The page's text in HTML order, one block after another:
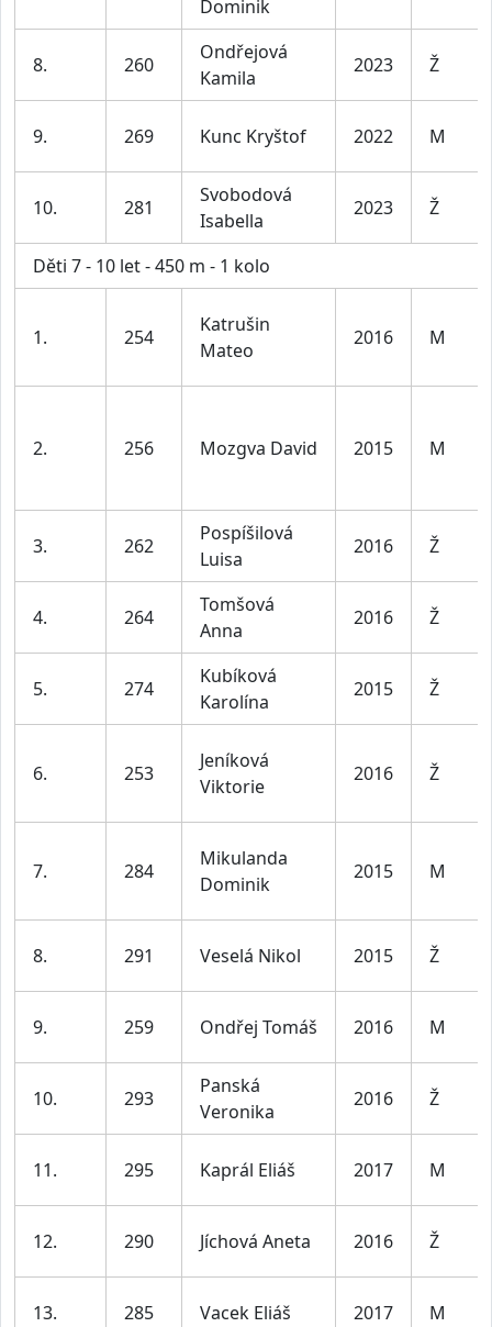
Dominik
8. 260
Ondřejová
Kamila
2023 Ž
9. 269 Kunc Kryštof 2022 M
10. 281
Svobodová
Isabella
2023 Ž
Děti 7 - 10 let - 450 m - 1 kolo
1. 254
Katrušin
Mateo
2016 M
2. 256 Mozgva David 2015 M
3. 262
Pospíšilová
Luisa
2016 Ž
4. 264
Tomšová
Anna
2016 Ž
5. 274
Kubíková
Karolína
2015 Ž
6. 253
Jeníková
Viktorie
2016 Ž
7. 284
Mikulanda
Dominik
2015 M
8. 291 Veselá Nikol 2015 Ž
9. 259 Ondřej Tomáš 2016 M
10. 293
Panská
Veronika
2016 Ž
11. 295 Kaprál Eliáš 2017 M
12. 290 Jíchová Aneta 2016 Ž
13. 285 Vacek Eliáš 2017 M